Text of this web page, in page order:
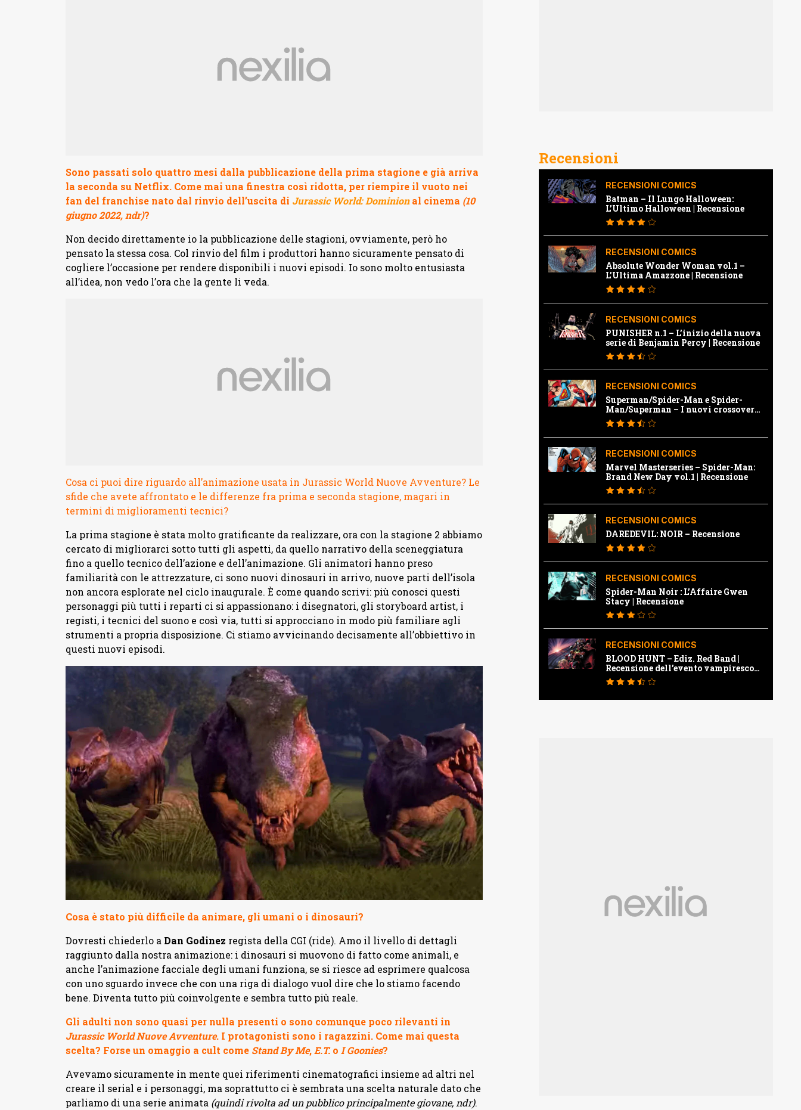
Sono passati solo quattro mesi dalla pubblicazione della prima stagione e già arriva
la seconda su Netflix. Come mai una finestra così ridotta, per riempire il vuoto nei
fan del franchise nato dal rinvio dell’uscita di Jurassic World: Dominional cinema (10
giugno 2022, ndr)?
Non decido direttamente io la pubblicazione delle stagioni, ovviamente, però ho
pensato la stessa cosa. Col rinvio del film i produttori hanno sicuramente pensato di
cogliere l’occasione per rendere disponibili i nuovi episodi. Io sono molto entusiasta
all’idea, non vedo l’ora che la gente li veda.
Cosa ci puoi dire riguardo all’animazione usata in Jurassic World Nuove Avventure? Le
sfide che avete affrontato e le differenze fra prima e seconda stagione, magari in
termini di miglioramenti tecnici?
La prima stagione è stata molto gratificante da realizzare, ora con la stagione 2 abbiamo
cercato di migliorarci sotto tutti gli aspetti, da quello narrativo della sceneggiatura
fino a quello tecnico dell’azione e dell’animazione. Gli animatori hanno preso
familiarità con le attrezzature, ci sono nuovi dinosauri in arrivo, nuove parti dell’isola
non ancora esplorate nel ciclo inaugurale. È come quando scrivi: più conosci questi
personaggi più tutti i reparti ci si appassionano: i disegnatori, gli storyboard artist, i
registi, i tecnici del suono e così via, tutti si approcciano in modo più familiare agli
strumenti a propria disposizione. Ci stiamo avvicinando decisamente all’obbiettivo in
questi nuovi episodi.
Cosa è stato più difficile da animare, gli umani o i dinosauri?
Dovresti chiederlo a Dan Godinez regista della CGI (ride). Amo il livello di dettagli
raggiunto dalla nostra animazione: i dinosauri si muovono di fatto come animali, e
anche l’animazione facciale degli umani funziona, se si riesce ad esprimere qualcosa
con uno sguardo invece che con una riga di dialogo vuol dire che lo stiamo facendo
bene. Diventa tutto più coinvolgente e sembra tutto più reale.
Gli adulti non sono quasi per nulla presenti o sono comunque poco rilevanti in
Jurassic World Nuove Avventure. I protagonisti sono i ragazzini. Come mai questa
scelta? Forse un omaggio a cult come Stand By Me,E.T.o I Goonies?
Avevamo sicuramente in mente quei riferimenti cinematografici insieme ad altri nel
creare il serial e i personaggi, ma soprattutto ci è sembrata una scelta naturale dato che
parliamo di una serie animata (quindi rivolta ad un pubblico principalmente giovane, ndr).
Recensioni
RECENSIONI COMICS
Batman – Il Lungo Halloween:
L’Ultimo Halloween | Recensione
RECENSIONI COMICS
Absolute Wonder Woman vol.1 –
L’Ultima Amazzone | Recensione
RECENSIONI COMICS
PUNISHER n.1 – L’inizio della nuova
serie di Benjamin Percy | Recensione
RECENSIONI COMICS
Superman/Spider-Man e Spider-
Man/Superman – I nuovi crossover
Marvel e Dc | Recensione
RECENSIONI COMICS
Marvel Masterseries – Spider-Man:
Brand New Day vol.1 | Recensione
RECENSIONI COMICS
DAREDEVIL: NOIR – Recensione
RECENSIONI COMICS
Spider-Man Noir : L’Affaire Gwen
Stacy | Recensione
RECENSIONI COMICS
BLOOD HUNT – Ediz. Red Band |
Recensione dell’evento vampiresco
della Marvel